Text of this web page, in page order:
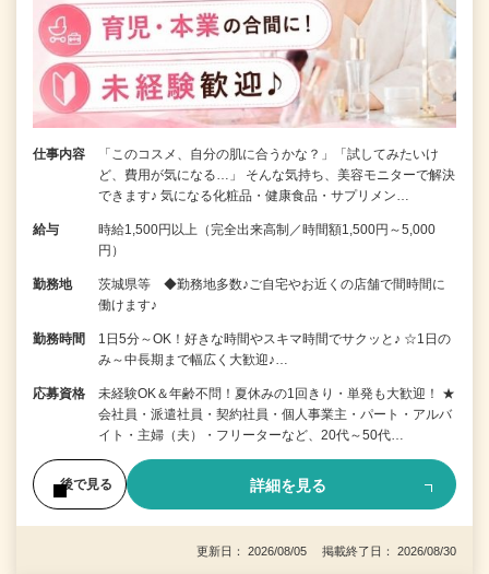
仕事内容
「このコスメ、自分の肌に合うかな？」「試してみたいけ
ど、費用が気になる…」 そんな気持ち、美容モニターで解決
できます♪ 気になる化粧品・健康食品・サプリメン…
給与
時給1,500円以上（完全出来高制／時間額1,500円～5,000
円）
勤務地
茨城県等 ◆勤務地多数♪ご自宅やお近くの店舗で間時間に
働けます♪
勤務時間
1日5分～OK！好きな時間やスキマ時間でサクッと♪ ☆1日の
み～中長期まで幅広く大歓迎♪…
応募資格
未経験OK＆年齢不問！夏休みの1回きり・単発も大歓迎！ ★
会社員・派遣社員・契約社員・個人事業主・パート・アルバ
イト・主婦（夫）・フリーターなど、20代～50代…
後で見る 詳細を見る
更新日： 2026/08/05 掲載終了日： 2026/08/30